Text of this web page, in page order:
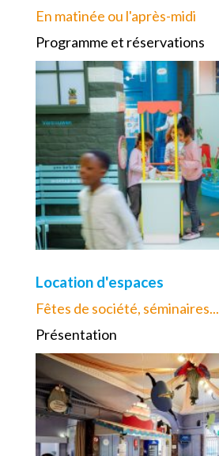
En matinée ou l'après-midi
Programme et réservations
Location d'espaces
Fêtes de société, séminaires...
Présentation